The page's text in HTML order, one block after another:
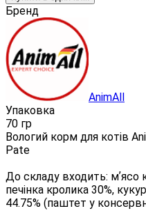
Бренд
AnimAll
Упаковка
70 гр
Вологий корм для котів
Pate
До складу входить: мʼясо
печінка кролика 30%,
44.75% (паштет у